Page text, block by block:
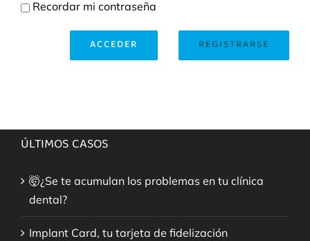
Recordar mi contraseña
REGISTRARSE
ACCEDER
ÚLTIMOS CASOS
🤯¿Se te acumulan los problemas en tu clínica
dental?
Implant Card, tu tarjeta de fidelización